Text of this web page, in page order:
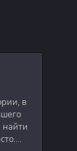
в
найти